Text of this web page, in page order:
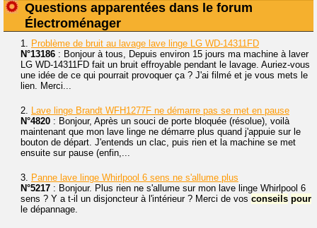
Questions apparentées dans le forum
Électroménager
1. Problème de bruit au lavage lave linge LG WD-14311FD
N°13186 : Bonjour à tous, Depuis environ 15 jours ma machine à laver
LG WD-14311FD fait un bruit effroyable pendant le lavage. Auriez-vous
une idée de ce qui pourrait provoquer ça ? J'ai filmé et je vous mets le
lien. Merci...
2. Lave linge Brandt WFH1277F ne démarre pas se met en pause
N°4820 : Bonjour, Après un souci de porte bloquée (résolue), voilà
maintenant que mon lave linge ne démarre plus quand j'appuie sur le
bouton de départ. J'entends un clac, puis rien et la machine se met
ensuite sur pause (enfin,...
3. Panne lave linge Whirlpool 6 sens ne s'allume plus
N°5217 : Bonjour. Plus rien ne s'allume sur mon lave linge Whirlpool 6
sens ? Y a t-il un disjoncteur à l'intérieur ? Merci de vos conseils pour
le dépannage.